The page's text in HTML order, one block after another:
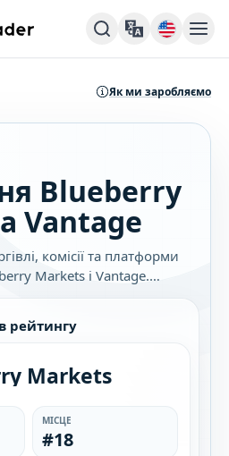
Як ми заробляємо
Blueberry
Vantage
комісії та платформи
Markets і Vantage.
найкраще підходить саме
рейтингу
Markets
МІСЦЕ
#18